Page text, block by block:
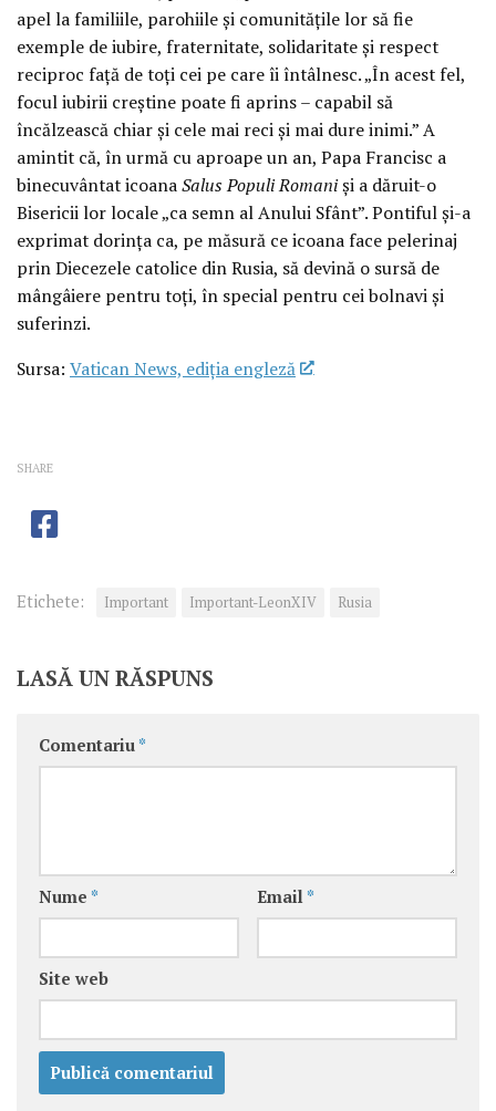
apel la familiile, parohiile și comunitățile lor să fie
exemple de iubire, fraternitate, solidaritate și respect
reciproc față de toți cei pe care îi întâlnesc. „În acest fel,
focul iubirii creștine poate fi aprins – capabil să
încălzească chiar și cele mai reci și mai dure inimi.” A
amintit că, în urmă cu aproape un an, Papa Francisc a
binecuvântat icoanaSalus Populi Romaniși a dăruit-o
Bisericii lor locale „ca semn al Anului Sfânt”. Pontiful și-a
exprimat dorința ca, pe măsură ce icoana face pelerinaj
prin Diecezele catolice din Rusia, să devină o sursă de
mângâiere pentru toți, în special pentru cei bolnavi și
suferinzi.
Sursa: Vatican News, ediția engleză
SHARE
Etichete: Important Important-LeonXIV Rusia
LASĂ UN RĂSPUNS
Comentariu *
Nume * Email *
Site web